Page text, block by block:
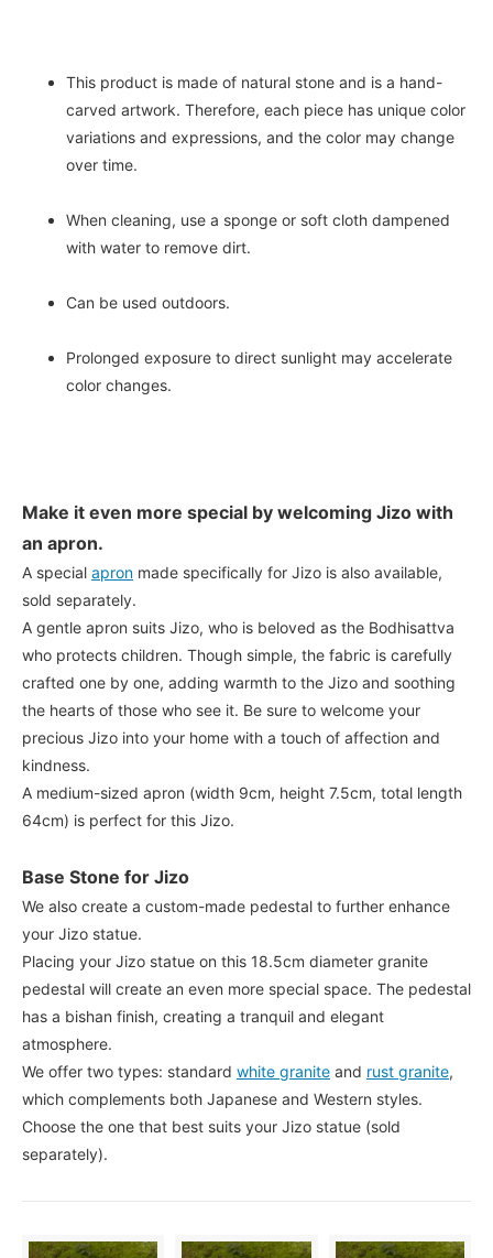
This product is made of natural stone and is a hand-
carved artwork. Therefore, each piece has unique color
variations and expressions, and the color may change
over time.
When cleaning, use a sponge or soft cloth dampened
with water to remove dirt.
Can be used outdoors.
Prolonged exposure to direct sunlight may accelerate
color changes.
Make it even more special by welcoming Jizo with
an apron.
A special apron made specifically for Jizo is also available,
sold separately.
A gentle apron suits Jizo, who is beloved as the Bodhisattva
who protects children. Though simple, the fabric is carefully
crafted one by one, adding warmth to the Jizo and soothing
the hearts of those who see it. Be sure to welcome your
precious Jizo into your home with a touch of affection and
kindness.
A medium-sized apron (width 9cm, height 7.5cm, total length
64cm) is perfect for this Jizo.
Base Stone for Jizo
We also create a custom-made pedestal to further enhance
your Jizo statue.
Placing your Jizo statue on this 18.5cm diameter granite
pedestal will create an even more special space. The pedestal
has a bishan finish, creating a tranquil and elegant
atmosphere.
We offer two types: standard white granite and rust granite,
which complements both Japanese and Western styles.
Choose the one that best suits your Jizo statue (sold
separately).